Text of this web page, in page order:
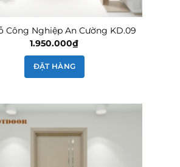
Công Nghiệp An Cường KD.09
1.950.000₫
ĐẶT HÀNG